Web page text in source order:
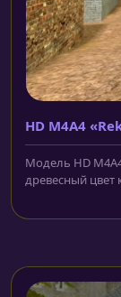
HD M4A4
Модель HD
древесный цвет